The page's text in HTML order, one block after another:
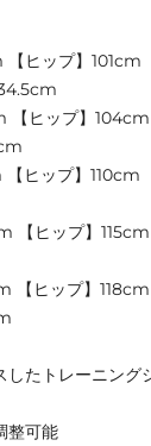
ヒップ】
【ヒップ】
ヒップ】110cm
【ヒップ】
【ヒップ】
たトレーニン
整可能